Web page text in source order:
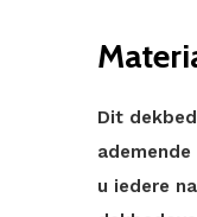
Dit
u iedere